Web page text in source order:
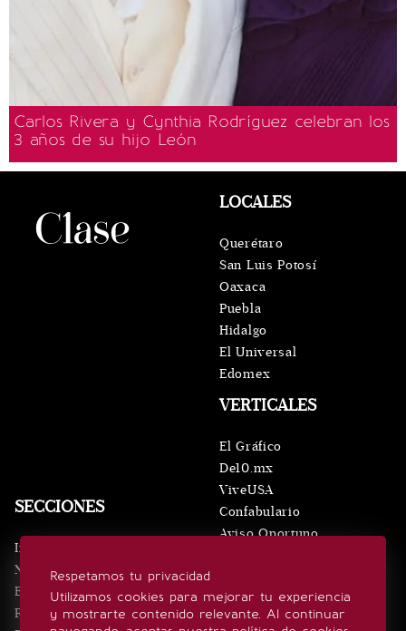
Carlos Rivera y Cynthia Rodríguez celebran los
3 años de su hijo León
Respetamos tu privacidad
Utilizamos cookies para mejorar tu experiencia
y mostrarte contenido relevante. Al continuar
SECCIONES
Inicio
Noticias
Eventos
Realeza
VERTICALES
El Gráfico
De10.mx
ViveUSA
Confabulario
Aviso Oportuno
LOCALES
Querétaro
San Luis Potosí
Oaxaca
Puebla
Hidalgo
El Universal
Edomex
SÍGUENOS